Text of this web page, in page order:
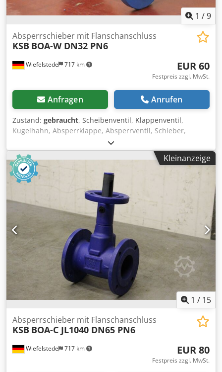
1 /9
Wiefelstede 717 km
Absperrschieber mit Flanschanschluss
KSB BOA-W DN32 PN6
EUR 60
Festpreis zzgl. MwSt.
Anfragen Anrufen
Zustand: gebraucht, Scheibenventil, Klappenventil,
Kugelhahn, Absperrklappe, Absperrventil, Schieber,
Membranventil, Membran-Absperrventil, Flanschen-
Absperrventil Chedpfx Ajrp Ilhslroa -Hersteller: KSB,
Absperrschieber Absperrventil Typ BOA-W -Anschluß:
DN32 PN6 -Anzahl: 6x Ventil vorhanden -Preis: pro Stück -
Abmessung: 180/120/H230 mm -Gewicht: 5,2 kg/St.
Kleinanzeige
1 / 15
Wiefelstede 717 km
Absperrschieber mit Flanschanschluss
KSB BOA-C JL1040 DN65 PN6
EUR 80
Festpreis zzgl. MwSt.